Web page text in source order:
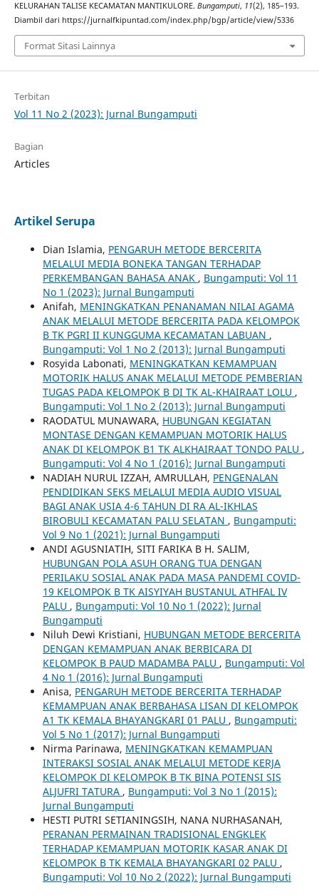
KELURAHAN TALISE KECAMATAN MANTIKULORE. Bungamputi, 11(2), 185–193.
Diambil dari https://jurnalfkipuntad.com/index.php/bgp/article/view/5336
Format Sitasi Lainnya
Terbitan
Vol 11 No 2 (2023): Jurnal Bungamputi
Bagian
Articles
Artikel Serupa
Dian Islamia, PENGARUH METODE BERCERITA
MELALUI MEDIA BONEKA TANGAN TERHADAP
PERKEMBANGAN BAHASA ANAK , Bungamputi: Vol 11
No 1 (2023): Jurnal Bungamputi
Anifah, MENINGKATKAN PENANAMAN NILAI AGAMA
ANAK MELALUI METODE BERCERITA PADA KELOMPOK
B TK PGRI II KUNGGUMA KECAMATAN LABUAN ,
Bungamputi: Vol 1 No 2 (2013): Jurnal Bungamputi
Rosyida Labonati, MENINGKATKAN KEMAMPUAN
MOTORIK HALUS ANAK MELALUI METODE PEMBERIAN
TUGAS PADA KELOMPOK B DI TK AL-KHAIRAAT LOLU ,
Bungamputi: Vol 1 No 2 (2013): Jurnal Bungamputi
RAODATUL MUNAWARA, HUBUNGAN KEGIATAN
MONTASE DENGAN KEMAMPUAN MOTORIK HALUS
ANAK DI KELOMPOK B1 TK ALKHAIRAAT TONDO PALU ,
Bungamputi: Vol 4 No 1 (2016): Jurnal Bungamputi
NADIAH NURUL IZZAH, AMRULLAH, PENGENALAN
PENDIDIKAN SEKS MELALUI MEDIA AUDIO VISUAL
BAGI ANAK USIA 4-6 TAHUN DI RA AL-IKHLAS
BIROBULI KECAMATAN PALU SELATAN , Bungamputi:
Vol 9 No 1 (2021): Jurnal Bungamputi
ANDI AGUSNIATIH, SITI FARIKA B H. SALIM,
HUBUNGAN POLA ASUH ORANG TUA DENGAN
PERILAKU SOSIAL ANAK PADA MASA PANDEMI COVID-
19 KELOMPOK B TK AISYIYAH BUSTANUL ATHFAL IV
PALU , Bungamputi: Vol 10 No 1 (2022): Jurnal
Bungamputi
Niluh Dewi Kristiani, HUBUNGAN METODE BERCERITA
DENGAN KEMAMPUAN ANAK BERBICARA DI
KELOMPOK B PAUD MADAMBA PALU , Bungamputi: Vol
4 No 1 (2016): Jurnal Bungamputi
Anisa, PENGARUH METODE BERCERITA TERHADAP
KEMAMPUAN ANAK BERBAHASA LISAN DI KELOMPOK
A1 TK KEMALA BHAYANGKARI 01 PALU , Bungamputi:
Vol 5 No 1 (2017): Jurnal Bungamputi
Nirma Parinawa, MENINGKATKAN KEMAMPUAN
INTERAKSI SOSIAL ANAK MELALUI METODE KERJA
KELOMPOK DI KELOMPOK B TK BINA POTENSI SIS
ALJUFRI TATURA , Bungamputi: Vol 3 No 1 (2015):
Jurnal Bungamputi
HESTI PUTRI SETIANINGSIH, NANA NURHASANAH,
PERANAN PERMAINAN TRADISIONAL ENGKLEK
TERHADAP KEMAMPUAN MOTORIK KASAR ANAK DI
KELOMPOK B TK KEMALA BHAYANGKARI 02 PALU ,
Bungamputi: Vol 10 No 2 (2022): Jurnal Bungamputi